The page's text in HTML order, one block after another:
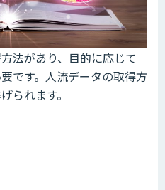
法があり、目的に応じて
です。人流データの取得方
られます。